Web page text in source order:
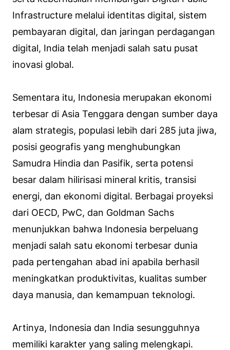
Infrastructure melalui identitas digital, sistem
pembayaran digital, dan jaringan perdagangan
digital, India telah menjadi salah satu pusat
inovasi global.
Sementara itu, Indonesia merupakan ekonomi
terbesar di Asia Tenggara dengan sumber daya
alam strategis, populasi lebih dari 285 juta jiwa,
posisi geografis yang menghubungkan
Samudra Hindia dan Pasifik, serta potensi
besar dalam hilirisasi mineral kritis, transisi
energi, dan ekonomi digital. Berbagai proyeksi
dari OECD, PwC, dan Goldman Sachs
menunjukkan bahwa Indonesia berpeluang
menjadi salah satu ekonomi terbesar dunia
pada pertengahan abad ini apabila berhasil
meningkatkan produktivitas, kualitas sumber
daya manusia, dan kemampuan teknologi.
Artinya, Indonesia dan India sesungguhnya
memiliki karakter yang saling melengkapi.